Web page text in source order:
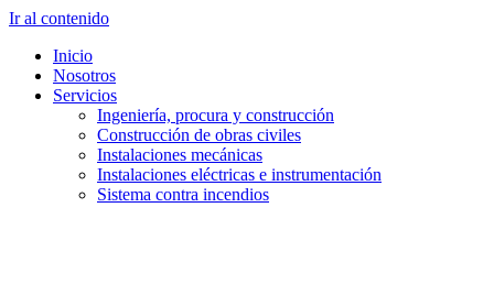
Ir al contenido
Inicio
Nosotros
Servicios
Ingeniería, procura y construcción
Construcción de obras civiles
Instalaciones mecánicas
Instalaciones eléctricas e instrumentación
Sistema contra incendios